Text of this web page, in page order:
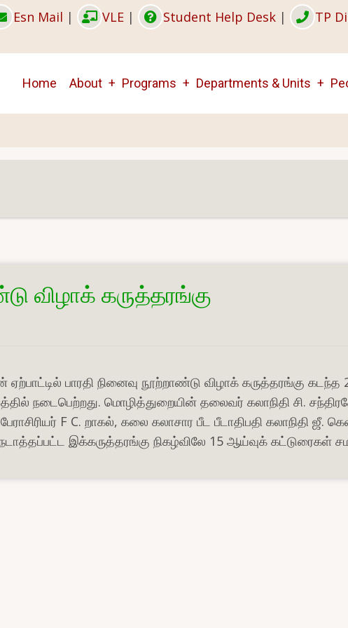
Esn Mail | VLE | Student Help Desk | TP
Main
navigation
Home About Programs Departments & Units
விழாக் கருத்தரங்கு
பாரதி நினைவு நூற்றாண்டு விழாக் கருத்தரங்கு
நடைபெற்றது. மொழித்துறையின் தலைவர் கலாநிதி சி.
F C. றாகல், கலை கலாசார பீட பீடாதிபதி கலாநிதி ஜீ.
இக்கருத்தரங்கு நிகழ்விலே 15 ஆய்வுக் கட்டுரைகள்